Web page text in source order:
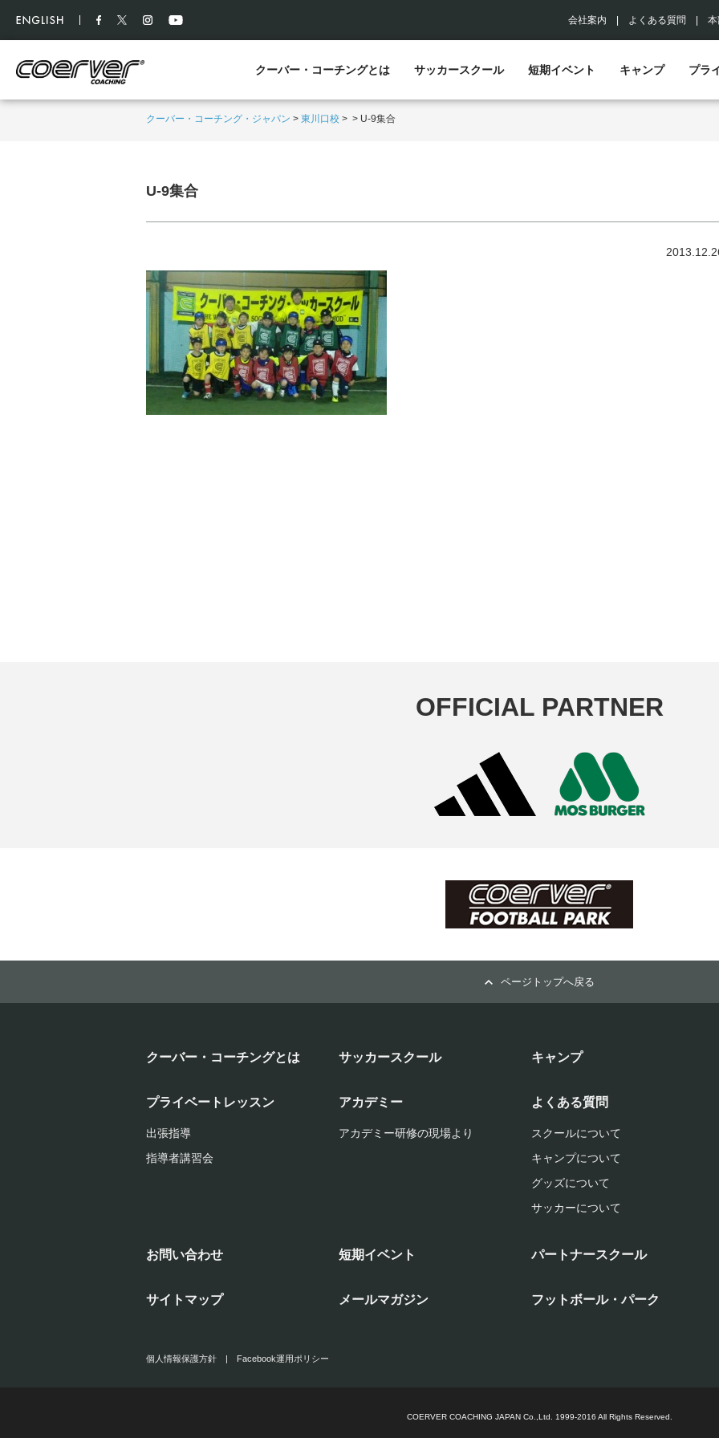
会社案内 よくある質問
クーバー・コーチングとは サッカースクール 短期イベント キャンプ プラ
クーバー・コーチング・ジャパン > 東川口校 > > U-9集合
U-9集合
OFFICIAL PARTNER
ページトップへ戻る
クーバー・コーチングとは サッカースクール キャンプ
プライベートレッスン
出張指導
指導者講習会
アカデミー
アカデミー研修の現場より
よくある質問
スクールについて
キャンプについて
グッズについて
サッカーについて
お問い合わせ 短期イベント パートナースクール
サイトマップ メールマガジン フットボール・パーク
個人情報保護方針 | Facebook運用ポリシー
COERVER COACHING JAPAN Co.,Ltd. 1999-2016 All Rights Reserved.